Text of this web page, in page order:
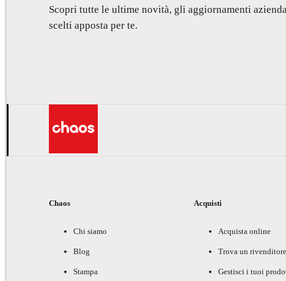
Scopri tutte le ultime novità, gli aggiornamenti
scelti apposta per te.
Chaos
Chi siamo
Blog
Stampa
Acquisti
Acquista online
Trova un rivenditore
Gestisci i tuoi